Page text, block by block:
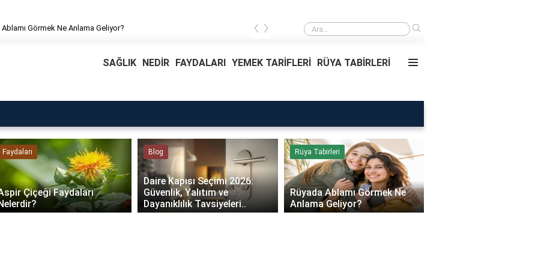
Görmek Ne Anlama Geliyor? Rüyada Ablamı Görmek Ne Anlama Geliyor?
‹ ›
SAĞLIK NEDİR FAYDALARI YEMEK TARİFLERİ RÜYA TABİRLERİ
Faydaları
Çiçeği Faydaları
Blog
Daire Kapısı Seçimi 2026:
Güvenlik, Yalıtım ve
Dayanıklılık Tavsiyeleri..
Rüya Tabirleri
Rüyada Ablamı Görmek Ne
Anlama Geliyor?